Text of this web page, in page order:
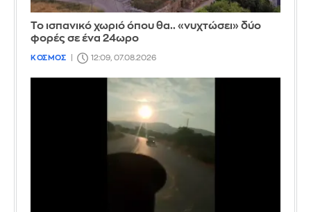
Το ισπανικό χωριό όπου θα.. «νυχτώσει» δύο
φορές σε ένα 24ωρο
ΚΟΣΜΟΣ 12:09, 07.08.2026